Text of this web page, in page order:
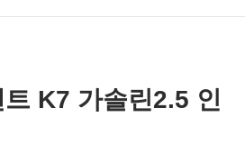
K7 가솔린2.5 인